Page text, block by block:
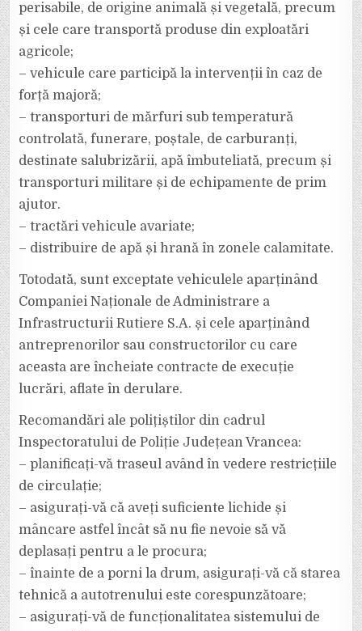
perisabile, de origine animală și vegetală, precum
și cele care transportă produse din exploatări
agricole;
– ⁠vehicule care participă la intervenții în caz de
forță majoră;
– ⁠transporturi de mărfuri sub temperatură
controlată, funerare, poștale, de carburanți,
destinate salubrizării, apă îmbuteliată, precum și
transporturi militare și de echipamente de prim
ajutor.
– ⁠tractări vehicule avariate;
– ⁠distribuire de apă și hrană în zonele calamitate.
Totodată, sunt exceptate vehiculele aparținând
Companiei Naționale de Administrare a
Infrastructurii Rutiere S.A. și cele aparținând
antreprenorilor sau constructorilor cu care
aceasta are încheiate contracte de execuție
lucrări, aflate în derulare.
Recomandări ale polițiștilor din cadrul
Inspectoratului de Poliție Județean Vrancea:
– planificați-vă traseul având în vedere restricțiile
de circulație;
– asigurați-vă că aveți suficiente lichide și
mâncare astfel încât să nu fie nevoie să vă
deplasați pentru a le procura;
– înainte de a porni la drum, asigurați-vă că starea
tehnică a autotrenului este corespunzătoare;
– asigurați-vă de funcționalitatea sistemului de